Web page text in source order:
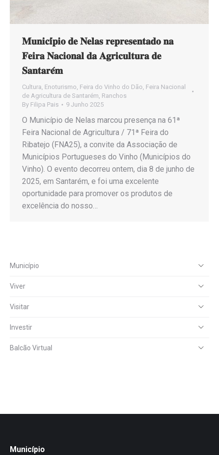
𝐌𝐮𝐧𝐢𝐜𝐢́𝐩𝐢𝐨 𝐝𝐞 𝐍𝐞𝐥𝐚𝐬 𝐫𝐞𝐩𝐫𝐞𝐬𝐞𝐧𝐭𝐚𝐝𝐨 𝐧𝐚
𝐅𝐞𝐢𝐫𝐚 𝐍𝐚𝐜𝐢𝐨𝐧𝐚𝐥 𝐝𝐚 𝐀𝐠𝐫𝐢𝐜𝐮𝐥𝐭𝐮𝐫𝐚 𝐝𝐞
𝐒𝐚𝐧𝐭𝐚𝐫𝐞́𝐦
Cultura, Enoturismo, Feira do Vinho do Dão, Feira Nacional
de Agricultura de Santarém, Ranchos
By Filipa Pais 9 Junho 2025
O Município de Nelas marcou presença na 61ª
Feira Nacional de Agricultura / 71ª Feira do
Ribatejo (FNA25), a convite da Associação de
Municípios Portugueses do Vinho (Municípios do
Vinho). O evento decorreu ontem, dia 8 de junho de
2025, em Santarém, e foi uma excelente
oportunidade para promover os produtos de
excelência do nosso…
Município
Viver
Visitar
Investir
Balcão Virtual
Município